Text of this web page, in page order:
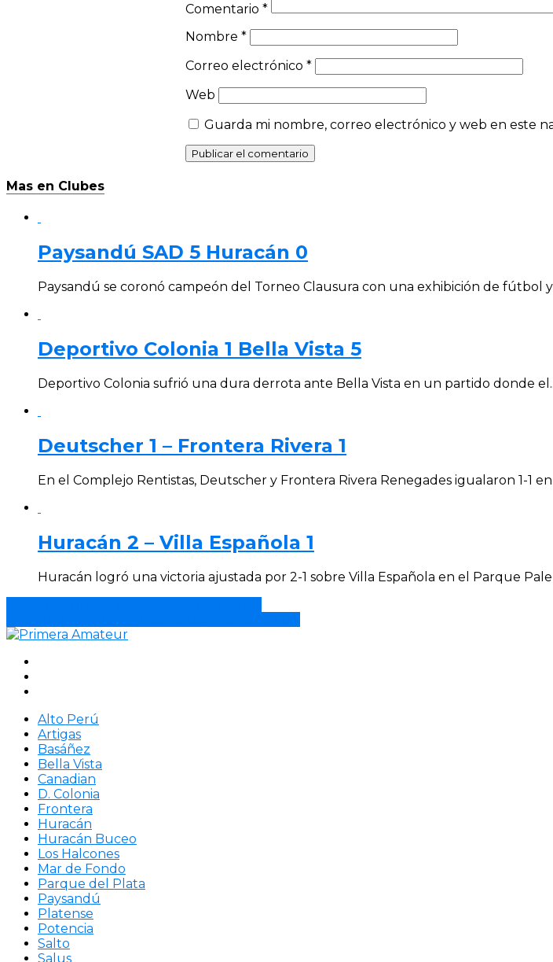
Comentario *
Nombre *
Correo electrónico *
Web
Guarda mi nombre, correo electrónico y web en este
Mas en Clubes
Paysandú SAD 5 Huracán 0
Paysandú se coronó campeón del Torneo Clausura con una exhibición de fútbol
Deportivo Colonia 1 Bella Vista 5
Deportivo Colonia sufrió una dura derrota ante Bella Vista en un partido donde
Deutscher 1 – Frontera Rivera 1
En el Complejo Rentistas, Deutscher y Frontera Rivera Renegades igualaron 1-1
Huracán 2 – Villa Española 1
Huracán logró una victoria ajustada por 2-1 sobre Villa Española en el Parque
Alto Perú
Artigas
Basáñez
Bella Vista
Canadian
D. Colonia
Frontera
Huracán
Huracán Buceo
Los Halcones
Mar de Fondo
Parque del Plata
Paysandú
Platense
Potencia
Salto
Salus